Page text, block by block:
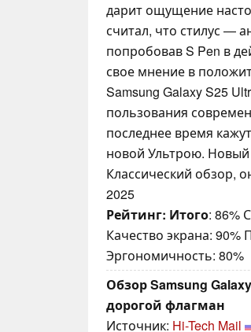
дарит ощущение
считал, что стилус —
попробовав S Pen в
свое мнение в
Samsung Galaxy S25
пользования
последнее время
новой Ультрою.
Классический обзор,
2025
Рейтинг: Итого: 86%
Качество экрана:
Эргономичность: 80%
Обзор Samsung
дорогой флагман
Источник: Hi-Tech Mail